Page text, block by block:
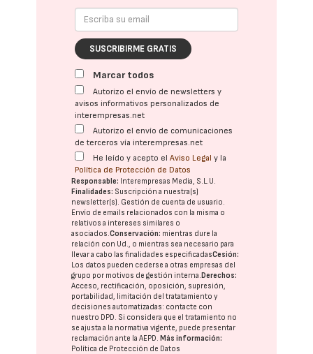
SUSCRIBIRME GRATIS
Marcar todos
Autorizo el envío de newsletters y
avisos informativos personalizados de
interempresas.net
Autorizo el envío de comunicaciones
de terceros vía interempresas.net
He leído y acepto elAviso Legal y la
Política de Protección de Datos
Responsable: Interempresas Media, S.L.U.
Finalidades: Suscripción a nuestra(s)
newsletter(s). Gestión de cuenta de usuario.
Envío de emails relacionados con la misma o
relativos a intereses similares o
asociados.Conservación: mientras dure la
relación con Ud., o mientras sea necesario para
llevar a cabo las finalidades especificadasCesión:
Los datos pueden cederse a otras empresas del
grupo por motivos de gestión interna.Derechos:
Acceso, rectificación, oposición, supresión,
portabilidad, limitación del tratatamiento y
decisiones automatizadas: contacte con
nuestro DPD. Si considera que el tratamiento no
se ajusta a la normativa vigente, puede presentar
reclamación ante laAEPD.Más información:
Política de Protección de Datos